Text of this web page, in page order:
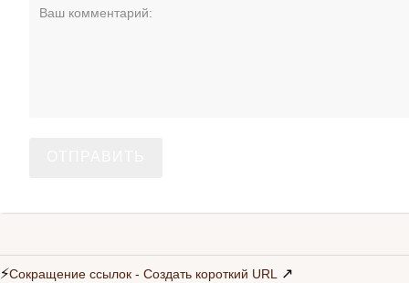
⚡Сокращение ссылок - Создать короткий URL ↗